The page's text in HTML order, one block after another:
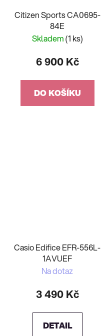
Citizen Sports CA0695-
84E
Skladem(1 ks)
6 900 Kč
DO KOŠÍKU
Casio Edifice EFR-556L-
1AVUEF
Na dotaz
3 490 Kč
DETAIL